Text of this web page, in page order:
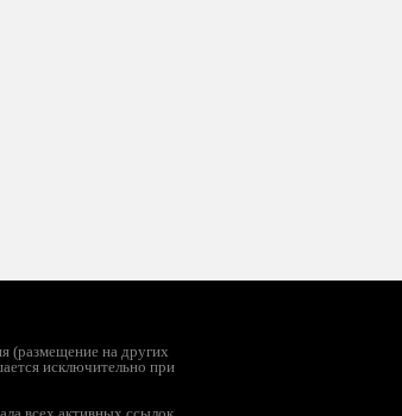
(размещение на других
исключительно при